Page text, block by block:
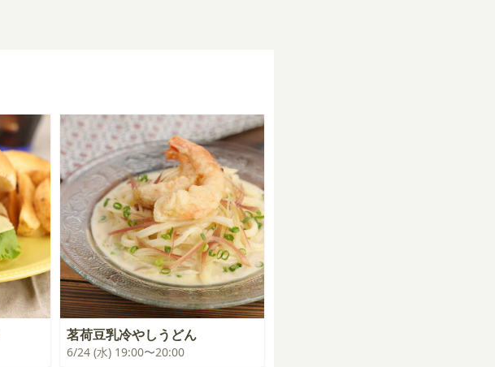
茗荷豆乳冷やしうどん
6/24 (水) 19:00〜20:00